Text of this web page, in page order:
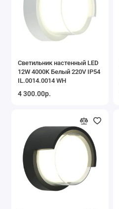
Светильник настенный LED
12W 4000K Белый 220V IP54
IL.0014.0014 WH
4 300.00р.